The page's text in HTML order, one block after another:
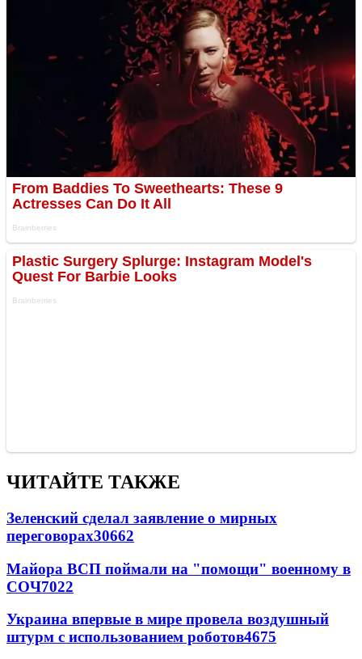
ЧИТАЙТЕ ТАКЖЕ
Зеленский сделал заявление о мирных
переговорах30662
Майора ВСП поймали на "помощи" военному в
СОЧ7022
Украина впервые в мире провела воздушный
штурм с использованием роботов4675